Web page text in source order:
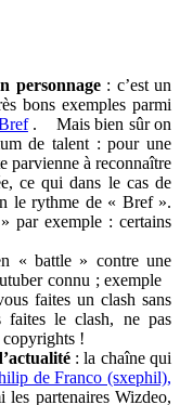
personnage : c’est un
bons exemples parmi
. Mais bien sûr on
de talent : pour une
parvienne à reconnaître
ce qui dans le cas de
le rythme de « Bref ».
par exemple : certains
« battle » contre une
connu ; exemple
faites un clash sans
faites le clash, ne pas
copyrights !
: la chaîne qui
de Franco (sxephil),
partenaires Wizdeo,